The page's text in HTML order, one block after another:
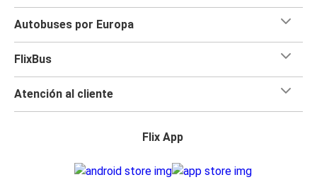
Autobuses por Europa
FlixBus
Atención al cliente
Flix App